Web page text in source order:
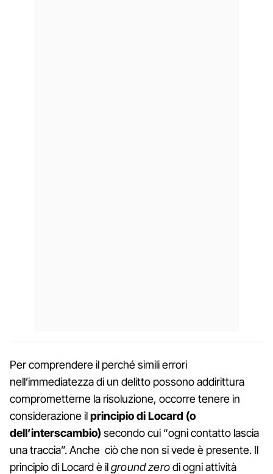
Per comprendere il perché simili errori
nell’immediatezza di un delitto possono addirittura
comprometterne la risoluzione, occorre tenere in
considerazione ilprincipio di Locard (o
dell’interscambio) secondo cui “ogni contatto lascia
una traccia”. Anche ciò che non si vede è presente. Il
principio di Locard è ilground zerodi ogni attività